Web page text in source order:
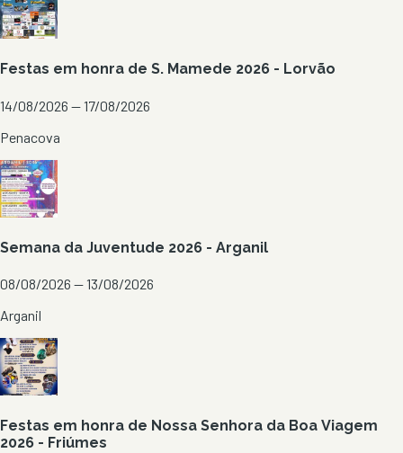
Festas em honra de S. Mamede 2026 - Lorvão
14/08/2026 — 17/08/2026
Penacova
Semana da Juventude 2026 - Arganil
08/08/2026 — 13/08/2026
Arganil
Festas em honra de Nossa Senhora da Boa Viagem
2026 - Friúmes